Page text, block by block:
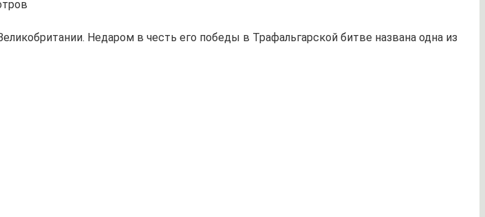
Недаром в честь его победы в Трафальгарской битве названа одна из